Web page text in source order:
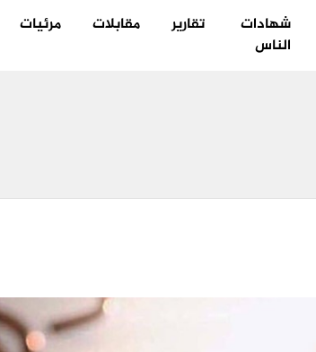
شهادات
الناس
تقارير مقابلات مرئيات